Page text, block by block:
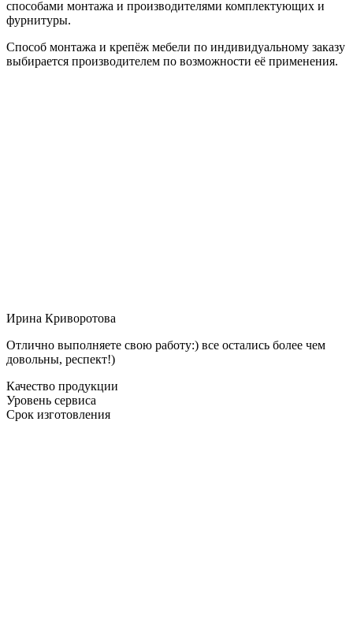
способами монтажа и производителями комплектующих и
фурнитуры.
Способ монтажа и крепёж мебели по индивидуальному заказу
выбирается производителем по возможности её применения.
Ирина Криворотова
Отлично выполняете свою работу:) все остались более чем
довольны, респект!)
Качество продукции
Уровень сервиса
Срок изготовления